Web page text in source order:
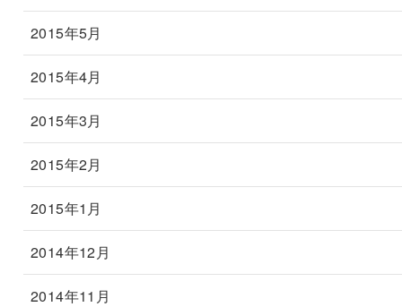
2015年5月
2015年4月
2015年3月
2015年2月
2015年1月
2014年12月
2014年11月